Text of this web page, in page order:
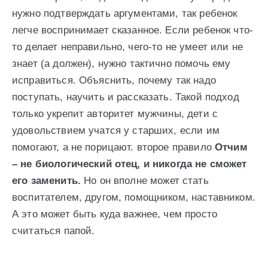
нужно подтверждать аргументами, так ребенок
легче воспринимает сказанное. Если ребенок что-
то делает неправильно, чего-то не умеет или не
знает (а должен), нужно тактично помочь ему
исправиться. Объяснить, почему так надо
поступать, научить и рассказать. Такой подход
только укрепит авторитет мужчины, дети с
удовольствием учатся у старших, если им
помогают, а не порицают. второе правило Отчим
– не биологический отец, и никогда не сможет
его заменить. Но он вполне может стать
воспитателем, другом, помощником, наставником.
А это может быть куда важнее, чем просто
считаться папой.